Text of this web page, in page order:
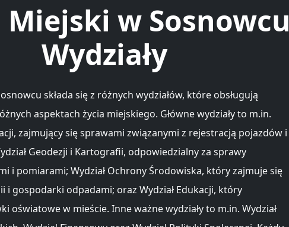
Miejski w Sosnowcu
Wydziały
składa się z różnych wydziałów, które obsługują
aspektach życia miejskiego. Główne wydziały to m.in.
zajmujący się sprawami związanymi z rejestracją pojazdów i
Geodezji i Kartografii, odpowiedzialny za sprawy
i pomiarami; Wydział Ochrony Środowiska, który zajmuje się
i gospodarki odpadami; oraz Wydział Edukacji, który
oświatowe w mieście. Inne ważne wydziały to m.in. Wydział